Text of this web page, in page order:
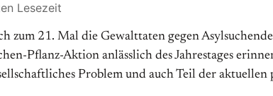
Lesezeit
zum 21. Mal die Gewalttaten gegen
Pflanz-Aktion anlässlich des Jahrestages
Problem und auch Teil der